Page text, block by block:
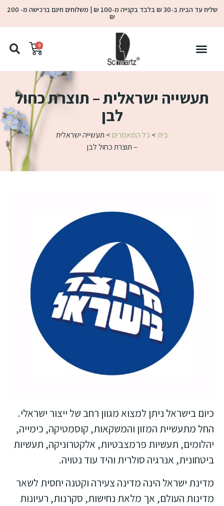
שליח עד הבית ב-30 ₪ בלבד בקנייה מ-100 ₪ | משלוחים חינם ברכישה מ- 200
₪
0
תעשייה ישראלית – תוצרת כחול
לבן
בית> כל המאמרים > תעשייה ישראלית
– תוצרת כחול לבן
כיום בישראל ניתן למצוא מגוון רחב של ייצור ישראלי.
החל מתעשיית המזון והמשקאות, קוסמטיקה, כימייה,
יהלומים, תעשיות פרמצבטיות, אלקטרוניקה, תעשיות
ביטחונית, אנרגיה סולרית והיד עוד נטויה.
מדינת ישראל הינה מדינה צעירה וקטנה יחסית לשאר
מדינות העולם, אך מלאת נחישות, סקרנות, רעיונות